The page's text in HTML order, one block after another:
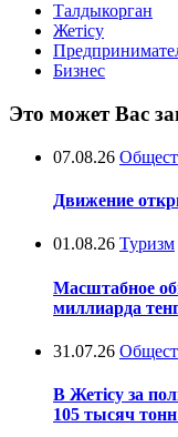
Талдыкорган
Жетісу
Бизнес
Это может Вас
07.08.26
Движение
01.08.26 Туризм
Масштабное
миллиарда
31.07.26
В Жетісу за
105 тысяч